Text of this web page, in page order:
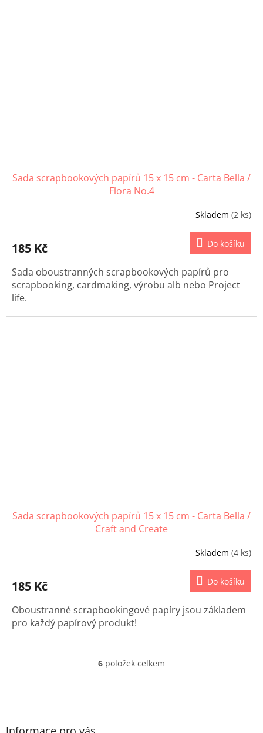
Sada scrapbookových papírů 15 x 15 cm - Carta Bella /
Flora No.4
Skladem (2 ks)
185 Kč Do košíku
Sada oboustranných scrapbookových papírů pro
scrapbooking, cardmaking, výrobu alb nebo Project
life.
Sada scrapbookových papírů 15 x 15 cm - Carta Bella /
Craft and Create
Skladem (4 ks)
185 Kč Do košíku
Oboustranné scrapbookingové papíry jsou základem
pro každý papírový produkt!
O
l
6 položek celkem
Z